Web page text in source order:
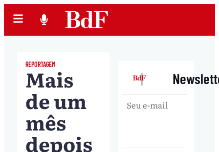
REPORTAGEM
Mais
de um
mês
depois
|